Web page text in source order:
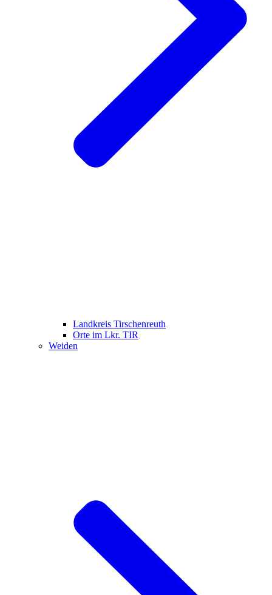
Landkreis Tirschenreuth
Orte im Lkr. TIR
Weiden